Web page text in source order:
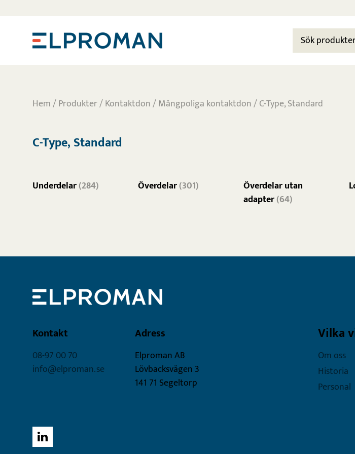
Hem/Produkter/Kontaktdon/Mångpoliga kontaktdon/ C-Type, Standard
C-Type, Standard
Underdelar(284) Överdelar(301)
Överdelar utan
adapter(64)
Kontakt
08-97 00 70
info@elproman.se
Adress
Elproman AB
Lövbacksvägen 3
141 71 Segeltorp
Vilka
Om oss
Historia
Personal